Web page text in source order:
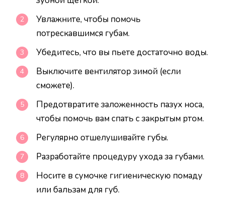
Увлажните, чтобы помочь
потрескавшимся губам.
Убедитесь, что вы пьете достаточно воды.
Выключите вентилятор зимой (если
сможете).
Предотвратите заложенность пазух носа,
чтобы помочь вам спать с закрытым ртом.
Регулярно отшелушивайте губы.
Разработайте процедуру ухода за губами.
Носите в сумочке гигиеническую помаду
или бальзам для губ.